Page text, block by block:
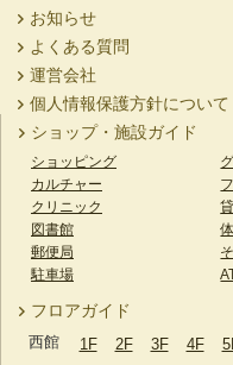
きなドリンク付き
西3F カフェコロラド
【四六時中】テ
【かつ屋】テイ
お知らせ
よくある質問
運営会社
個人情報保護方針について
ショップ・施設ガイド
ショッピング
カルチャー
クリニック
図書館
郵便局
駐車場
フロアガイド
西館 1F 2F 3F 4F